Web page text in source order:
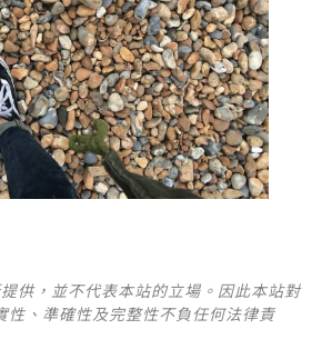
供，並不代表本站的立場。因此本站對
性、準確性及完整性不負任何法律責